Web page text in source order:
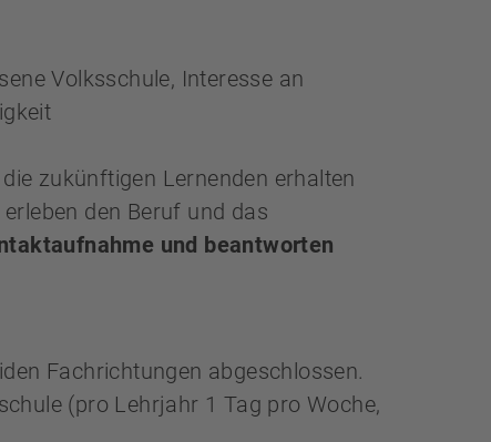
Volksschule, Interesse an
zukünftigen Lernenden erhalten
den Beruf und das
und beantworten
Fachrichtungen abgeschlossen.
(pro Lehrjahr 1 Tag pro Woche,